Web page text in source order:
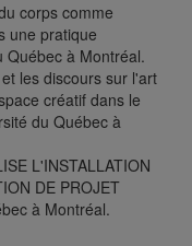
corps comme
une pratique
Québec à Montréal.
les discours sur l'art
créatif dans le
du Québec à
L'INSTALLATION
DE PROJET
à Montréal.